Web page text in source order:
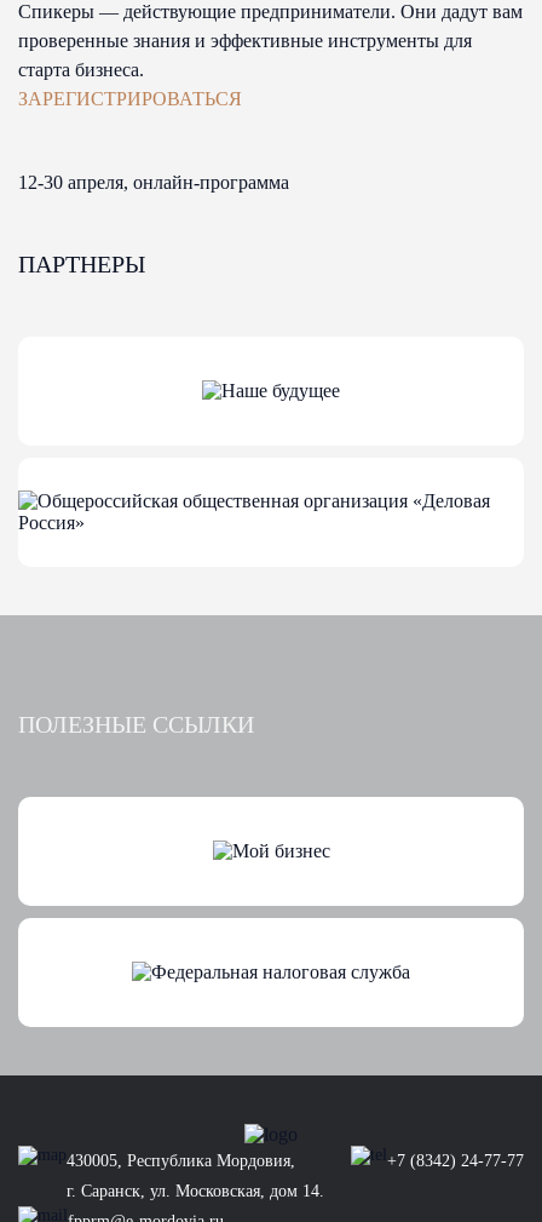
Спикеры — действующие предприниматели. Они дадут вам
проверенные знания и эффективные инструменты для
старта бизнеса.
ЗАРЕГИСТРИРОВАТЬСЯ
12-30 апреля, онлайн-программа
ПАРТНЕРЫ
ПОЛЕЗНЫЕ ССЫЛКИ
430005, Республика Мордовия,
г. Саранск, ул. Московская, дом 14.
+7 (8342) 24-77-77